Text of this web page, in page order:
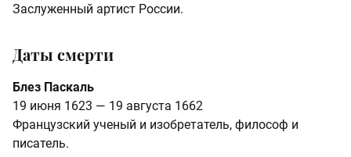
Заслуженный артист России.
Даты смерти
Блез Паскаль
19 июня 1623 — 19 августа 1662
Французский ученый и изобретатель, философ и
писатель.